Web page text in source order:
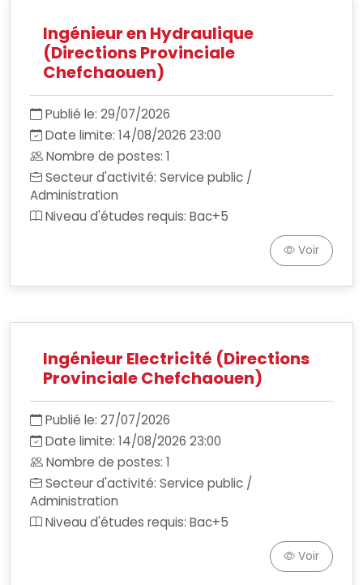
Ingénieur en Hydraulique
(Directions Provinciale
Chefchaouen)
Publié le: 29/07/2026
Date limite: 14/08/2026 23:00
Nombre de postes: 1
Secteur d'activité: Service public /
Administration
Niveau d'études requis: Bac+5
Voir
Ingénieur Electricité (Directions
Provinciale Chefchaouen)
Publié le: 27/07/2026
Date limite: 14/08/2026 23:00
Nombre de postes: 1
Secteur d'activité: Service public /
Administration
Niveau d'études requis: Bac+5
Voir